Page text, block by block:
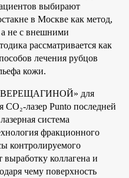
выбирают
в Москве как метод,
а не с внешними
рассматривается как
лечения рубцов
кожи.
для
лазер Punto последней
система
фракционного
контролируемого
коллагена и
чему поверхность